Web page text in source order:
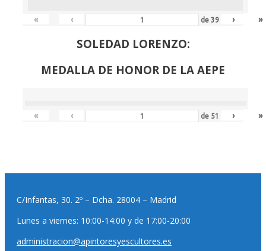
« ‹ de39 › »
SOLEDAD LORENZO:
MEDALLA DE HONOR DE LA AEPE
« ‹ de 51 › »
C/Infantas, 30. 2º – Dcha. 28004 – Madrid
Lunes a viernes: 10:00-14:00 y de 17:00-20:00
administracion@apintoresyescultores.es